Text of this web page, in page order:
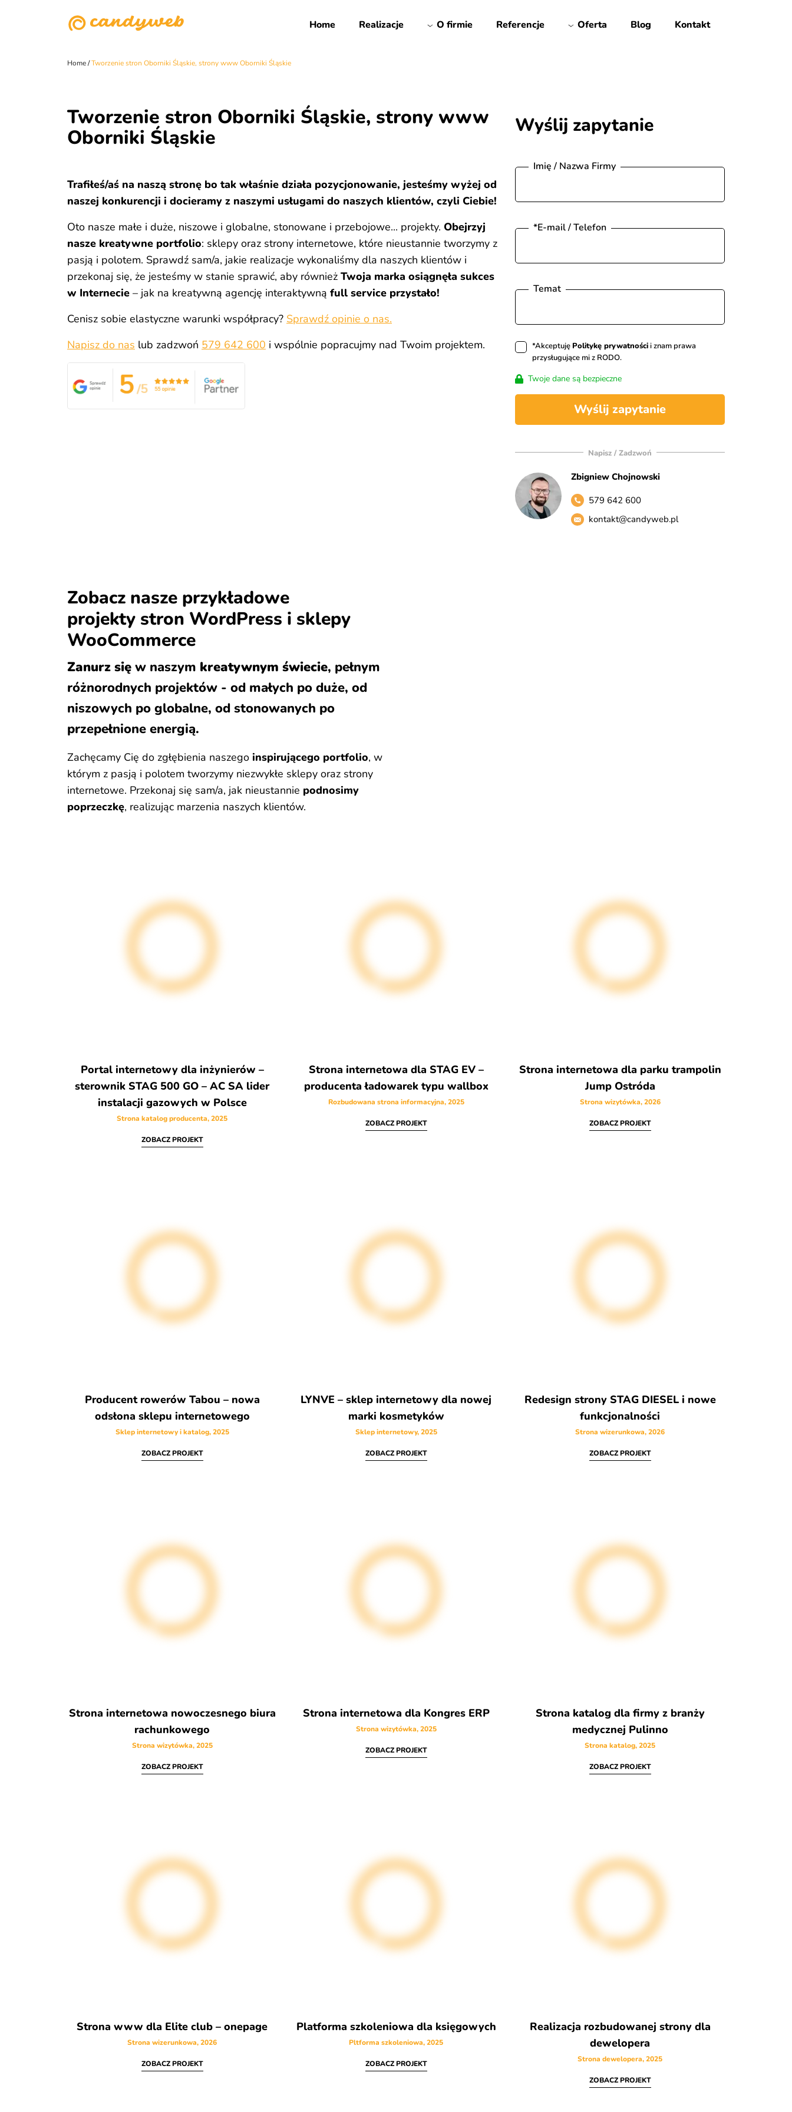
Home Realizacje O firmie Referencje Oferta Blog Kontakt
Home/Tworzenie stron Oborniki Śląskie, strony www Oborniki Śląskie
Tworzenie stron Oborniki Śląskie, strony www
Oborniki Śląskie
Trafiłeś/aś na naszą stronę bo tak właśnie działa pozycjonowanie, jesteśmy wyżej od
naszej konkurencji i docieramy z naszymi usługami do naszych klientów, czyli Ciebie!
Oto nasze małe i duże, niszowe i globalne, stonowane i przebojowe... projekty. Obejrzyj
nasze kreatywne portfolio: sklepy oraz strony internetowe, które nieustannie tworzymy z
pasją i polotem. Sprawdź sam/a, jakie realizacje wykonaliśmy dla naszych klientów i
przekonaj się, że jesteśmy w stanie sprawić, aby również Twoja marka osiągnęła sukces
w Internecie – jak na kreatywną agencję interaktywną full service przystało!
Cenisz sobie elastyczne warunki współpracy? Sprawdź opinie o nas.
Napisz do nas lub zadzwoń 579 642 600 i wspólnie popracujmy nad Twoim projektem.
Wyślij zapytanie
Imię / Nazwa Firmy
*E-mail / Telefon
Temat
*Akceptuję Politykę prywatnościi znam prawa
przysługujące mi z RODO.
Twoje dane są bezpieczne
Wyślij zapytanie
Napisz / Zadzwoń
Zbigniew Chojnowski
579 642 600
kontakt@candyweb.pl
Zobacz nasze przykładowe
projekty stron WordPress i sklepy
WooCommerce
Zanurz się w naszym kreatywnym świecie, pełnym
różnorodnych projektów - od małych po duże, od
niszowych po globalne, od stonowanych po
przepełnione energią.
Zachęcamy Cię do zgłębienia naszego inspirującego portfolio, w
którym z pasją i polotem tworzymy niezwykłe sklepy oraz strony
internetowe. Przekonaj się sam/a, jak nieustannie podnosimy
poprzeczkę, realizując marzenia naszych klientów.
Portal internetowy dla inżynierów –
sterownik STAG 500 GO – AC SA lider
instalacji gazowych w Polsce
Strona katalog producenta, 2025
ZOBACZ PROJEKT
Strona internetowa dla STAG EV –
producenta ładowarek typu wallbox
Rozbudowana strona informacyjna, 2025
ZOBACZ PROJEKT
Strona internetowa dla parku trampolin
Jump Ostróda
Strona wizytówka, 2026
ZOBACZ PROJEKT
Producent rowerów Tabou – nowa
odsłona sklepu internetowego
Sklep internetowy i katalog, 2025
ZOBACZ PROJEKT
LYNVE – sklep internetowy dla nowej
marki kosmetyków
Sklep internetowy, 2025
ZOBACZ PROJEKT
Redesign strony STAG DIESEL i nowe
funkcjonalności
Strona wizerunkowa, 2026
ZOBACZ PROJEKT
Strona internetowa nowoczesnego biura
rachunkowego
Strona wizytówka, 2025
ZOBACZ PROJEKT
Strona internetowa dla Kongres ERP
Strona wizytówka, 2025
ZOBACZ PROJEKT
Strona katalog dla firmy z branży
medycznej Pulinno
Strona katalog, 2025
ZOBACZ PROJEKT
Strona www dla Elite club – onepage
Strona wizerunkowa, 2026
ZOBACZ PROJEKT
Platforma szkoleniowa dla księgowych
Pltforma szkoleniowa, 2025
ZOBACZ PROJEKT
Realizacja rozbudowanej strony dla
dewelopera
Strona dewelopera, 2025
ZOBACZ PROJEKT